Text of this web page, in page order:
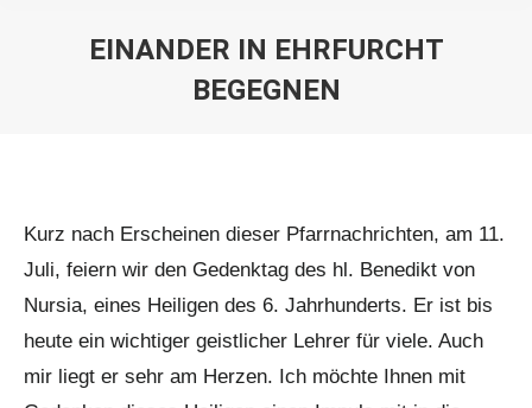
EINANDER IN EHRFURCHT
BEGEGNEN
Kurz nach Erscheinen dieser Pfarrnachrichten, am 11.
Juli, feiern wir den Gedenktag des hl. Benedikt von
Nursia, eines Heiligen des 6. Jahrhunderts. Er ist bis
heute ein wichtiger geistlicher Lehrer für viele. Auch
mir liegt er sehr am Herzen. Ich möchte Ihnen mit